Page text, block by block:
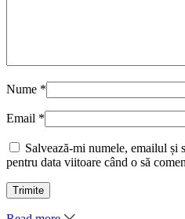
Nume *
Email *
Salvează-mi numele, emailul și
pentru data viitoare când o să